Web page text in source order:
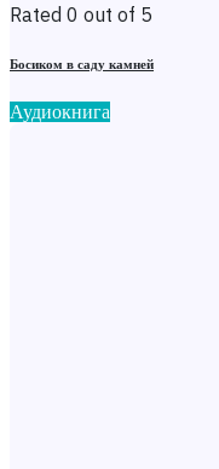
Rated 0 out of 5
Босиком в саду камней
Аудиокнига